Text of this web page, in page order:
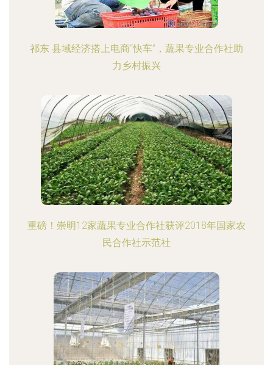
祁东 县域经济搭上电商“快车”，蔬果专业合作社助
力乡村振兴
重磅！崇明12家蔬果专业合作社获评2018年国家农
民合作社示范社